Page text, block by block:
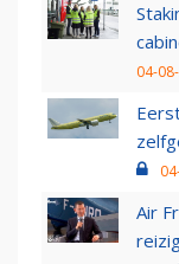
04-
Air